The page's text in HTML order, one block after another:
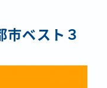
市ベスト３